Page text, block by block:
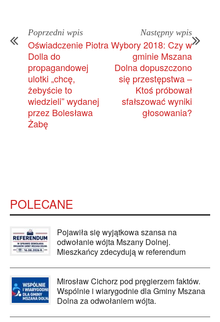
Poprzedni wpis
Oświadczenie Piotra
Dolla do
propagandowej
ulotki „chcę,
żebyście to
wiedzieli” wydanej
przez Bolesława
Żabę
Następny wpis
Wybory 2018: Czy w
gminie Mszana
Dolna dopuszczono
się przestępstwa –
Ktoś próbował
sfałszować wyniki
głosowania?
POLECANE
Pojawiła się wyjątkowa szansa na
odwołanie wójta Mszany Dolnej.
Mieszkańcy zdecydują w referendum
Mirosław Cichorz pod pręgierzem faktów.
Wspólnie i wiarygodnie dla Gminy Mszana
Dolna za odwołaniem wójta.